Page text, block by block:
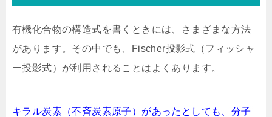
有機化合物の構造式を書くときには、さまざまな方法
があります。その中でも、Fischer投影式（フィッシャ
ー投影式）が利用されることはよくあります。
キラル炭素（不斉炭素原子）があったとしても、分子